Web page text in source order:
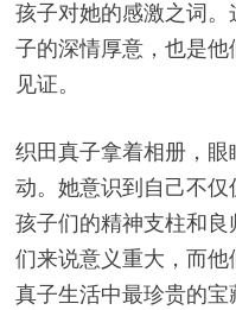
孩子对她的感激之词
子的深情厚意，也是
见证。
织田真子拿着相册，
动。她意识到自己不
孩子们的精神支柱和
们来说意义重大，而
真子生活中最珍贵的宝